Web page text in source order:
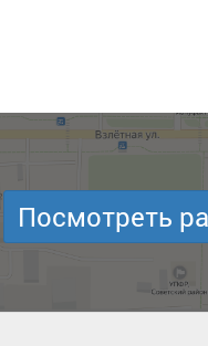
Посмотреть